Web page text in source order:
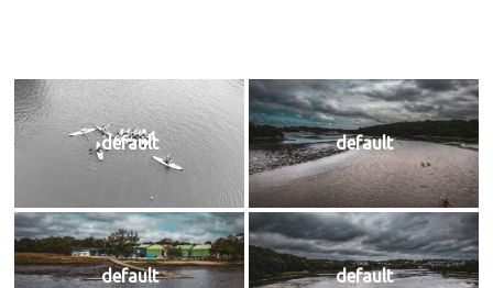
default default
default default